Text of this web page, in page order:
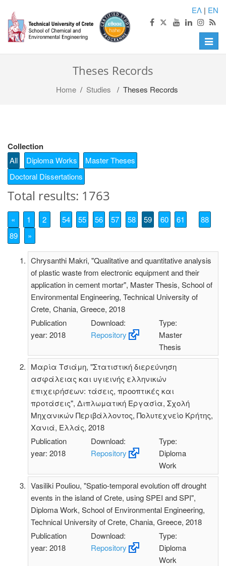
ΕΛ | EN
Toggle
Theses Records
Home/ Studies / Theses Records
Collection
All Diploma Works
Master Theses
Doctoral Dissertations
Total results: 1763
« 1 2 54 55 56 57 58 59 60 61
88
89
»
Chrysanthi Makri, "Qualitative and quantitative analysis
of plastic waste from electronic equipment and their
application in cement mortar", Master Thesis, School of
Environmental Engineering, Technical University of
Crete, Chania, Greece, 2018
Publication
year: 2018
Download:
Repository
Type:
Master
Thesis
Μαρία Τσιάμη, "Στατιστική διερεύνηση
ασφάλειας και υγιεινής ελληνικών
επιχειρήσεων: τάσεις, προοπτικές και
προτάσεις", Διπλωματική Εργασία, Σχολή
Μηχανικών Περιβάλλοντος, Πολυτεχνείο Κρήτης,
Χανιά, Ελλάς, 2018
Publication
year: 2018
Download:
Repository
Type:
Diploma
Work
Vasiliki Pouliou, "Spatio-temporal evolution off drought
events in the island of Crete, using SPEI and SPI",
Diploma Work, School of Environmental Engineering,
Technical University of Crete, Chania, Greece, 2018
Publication
year: 2018
Download:
Repository
Type:
Diploma
Work